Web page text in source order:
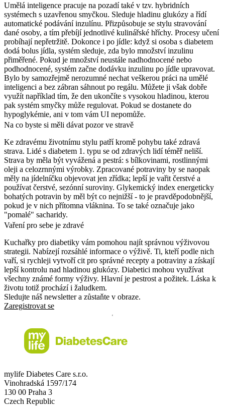
Umělá inteligence pracuje na pozadí také v tzv. hybridních
systémech s uzavřenou smyčkou. Sleduje hladinu glukózy a řídí
automatické podávání inzulínu. Přizpůsobuje se stylu stravování
dané osoby, a tím přebíjí jednotlivé kulinářské hříchy. Procesy učení
probíhají nepřetržitě. Dokonce i po jídle: když si osoba s diabetem
dodá bolus jídla, systém sleduje, zda bylo množství inzulinu
přiměřené. Pokud je množství neustále nadhodnocené nebo
podhodnocené, systém začne dodávku inzulinu po jídle upravovat.
Bylo by samozřejmě nerozumné nechat veškerou práci na umělé
inteligenci a bez zábran sáhnout po regálu. Můžete ji však dobře
využít například tím, že den ukončíte s vysokou hladinou, kterou
pak systém smyčky může regulovat. Pokud se dostanete do
hypoglykémie, ani v tom vám UI nepomůže.
Na co byste si měli dávat pozor ve stravě
Ke zdravému životnímu stylu patří kromě pohybu také zdravá
strava. Lidé s diabetem 1. typu se od zdravých lidí téměř neliší.
Strava by měla být vyvážená a pestrá: s bílkovinami, rostlinnými
oleji a celozrnnými výrobky. Zpracované potraviny by se naopak
měly na jídelníčku objevovat jen zřídka; lepší je vařit čerstvé a
používat čerstvé, sezónní suroviny. Glykemický index energeticky
bohatých potravin by měl být co nejnižší - to je pravděpodobnější,
pokud je v nich přítomna vláknina. To se také označuje jako
"pomalé" sacharidy.
Vaření pro sebe je zdravé
Kuchařky pro diabetiky vám pomohou najít správnou výživovou
strategii. Nabízejí rozsáhlé informace o výživě. Ti, kteří podle nich
vaří, si rychleji vytvoří cit pro správné recepty a potraviny a získají
lepší kontrolu nad hladinou glukózy. Diabetici mohou využívat
všechny známé formy výživy. Hlavní je pestrost a požitek. Láska k
životu totiž prochází i žaludkem.
Sledujte náš newsletter a zůstaňte v obraze.
Zaregistrovat se
mylife Diabetes Care s.r.o.
Vinohradská 1597/174
130 00 Praha 3
Czech Republic